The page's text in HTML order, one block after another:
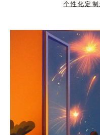
下
击
按
钮
取
消
静
个性化定